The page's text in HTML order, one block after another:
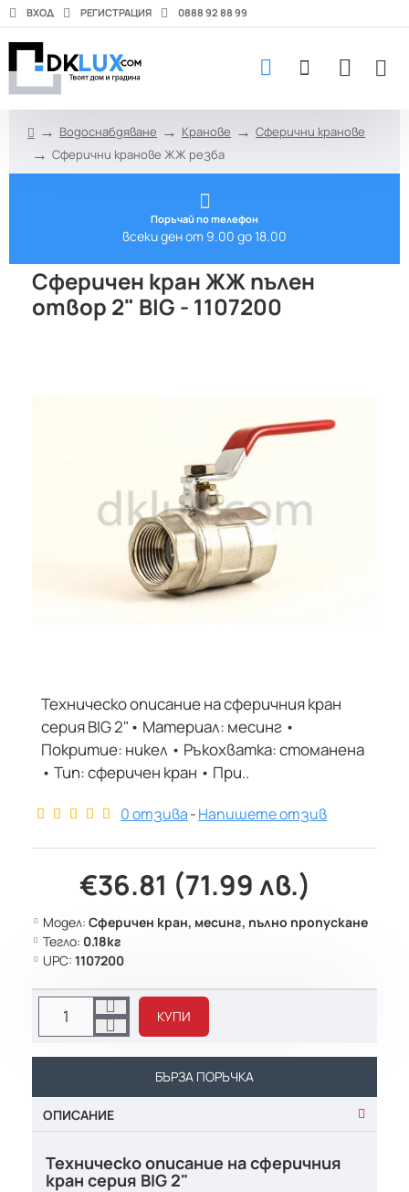
ВХОД РЕГИСТРАЦИЯ 0888 92 88 99
Водоснабдяване Кранове
Сферични кранове
Сферични кранове ЖЖ резба
Поръчай по телефон
всеки ден от 9.00 до 18.00
Сферичен кран ЖЖ пълен
отвор 2" BIG - 1107200
Техническо описание на сферичния кран
серия BIG 2"• Материал: месинг •
Покритие: никел • Ръкохватка: стоманена
• Тип: сферичен кран • При..
0 отзива-Напишете отзив
€36.81 (71.99 лв.)
Модел: Сферичен кран, месинг, пълно пропускане
Тегло: 0.18кг
UPC: 1107200
КУПИ
БЪРЗА ПОРЪЧКА
ОПИСАНИЕ
Техническо описание на сферичния
кран серия BIG 2"